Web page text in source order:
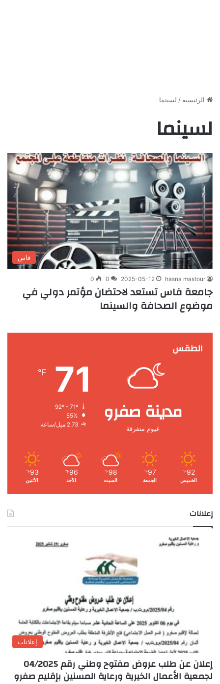
الرئيسية / لسينما
لسينما
فاس
hasna mastour
2025-05-12
0
0
جامعة فاس تستعد لاحتضان مؤتمر دولي في
موضوع الصحافة والسينما
الطقس
مدينة صفرو
غيوم متفرقة
71
℉
55%
2.73 ميل/ساعة
92
℉
الخميس
97
℉
الجمعة
98
℉
السبت
96
℉
الأحد
93
℉
الأثنين
إعلانات
إعلانات
إعلان عن طلب عروض مفتوح وطني رقم 04/2025
لجمعية الأعمال الخيرية ورعاية المسنين بإقليم صفرو